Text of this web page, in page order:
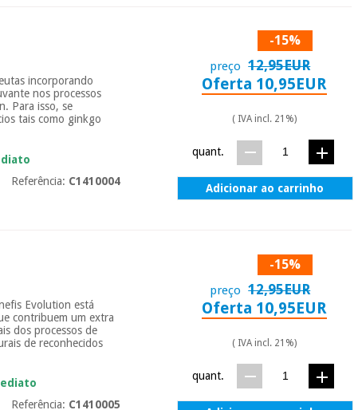
incorporando
nos processos
Para isso, se
tais como ginkgo
Referência: C1410004
-15%
preço 12,95EUR
Oferta 10,95EUR
( IVA incl. 21%)
quant.
Adicionar ao carrinho
Evolution está
contribuem um extra
dos processos de
de reconhecidos
Referência: C1410005
-15%
preço 12,95EUR
Oferta 10,95EUR
( IVA incl. 21%)
quant.